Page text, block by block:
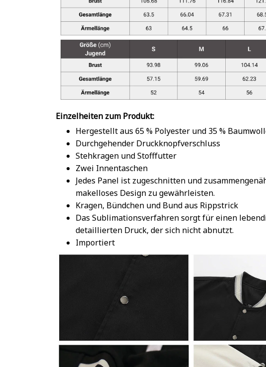
Einzelheiten zum Produkt:
Hergestellt aus 65 % Polyester und 35 %
Durchgehender Druckknopfverschluss
Stehkragen und Stofffutter
Zwei Innentaschen
Jedes Panel ist zugeschnitten und
makelloses Design zu gewährleisten.
Kragen, Bündchen und Bund aus Rippstrick
Das Sublimationsverfahren sorgt für einen
detaillierten Druck, der sich nicht abnutzt.
Importiert